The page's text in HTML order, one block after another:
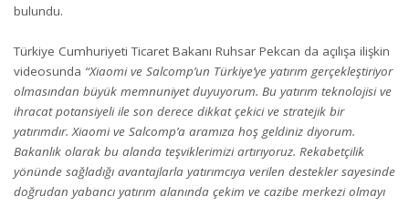
bulundu.
Türkiye Cumhuriyeti Ticaret Bakanı Ruhsar Pekcan da açılışa ilişkin
videosunda “Xiaomi ve Salcomp’un Türkiye’ye yatırım gerçekleştiriyor
olmasından büyük memnuniyet duyuyorum. Bu yatırım teknolojisi ve
ihracat potansiyeli ile son derece dikkat çekici ve stratejik bir
yatırımdır. Xiaomi ve Salcomp’a aramıza hoş geldiniz diyorum.
Bakanlık olarak bu alanda teşviklerimizi artırıyoruz. Rekabetçilik
yönünde sağladığı avantajlarla yatırımcıya verilen destekler sayesinde
doğrudan yabancı yatırım alanında çekim ve cazibe merkezi olmayı